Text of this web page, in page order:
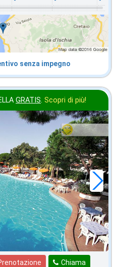
senza impegno
GRATIS. Scopri di più!
Chiama